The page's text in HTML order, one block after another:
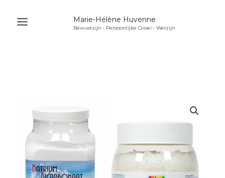
naar
Marie-Hélène Huvenne
Bewustzijn • Persoonlijke Groei • Welzijn